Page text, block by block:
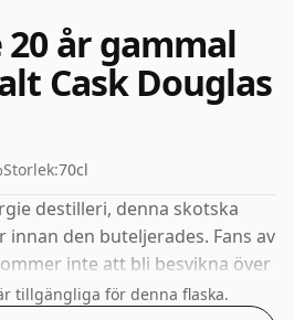
år gammal
Cask Douglas
Storlek:70cl
destilleri, denna skotska
innan den buteljerades. Fans av
inte att bli besvikna över
på 50 % ABV.
tillgängliga för denna flaska.